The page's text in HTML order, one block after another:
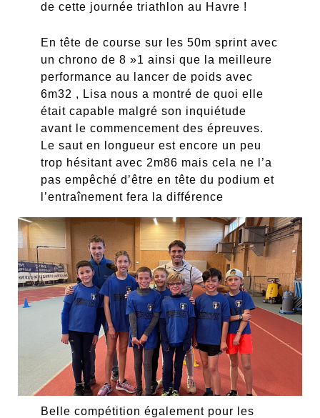
de cette journée triathlon au Havre !
En tête de course sur les 50m sprint avec
un chrono de 8 »1 ainsi que la meilleure
performance au lancer de poids avec
6m32 , Lisa nous a montré de quoi elle
était capable malgré son inquiétude
avant le commencement des épreuves.
Le saut en longueur est encore un peu
trop hésitant avec 2m86 mais cela ne l’a
pas empêché d’être en tête du podium et
l’entraînement fera la différence
Belle compétition également pour les